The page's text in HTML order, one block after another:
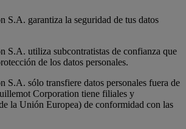
S.A. garantiza la seguridad de tus datos
S.A. utiliza subcontratistas de confianza que
de los datos personales.
S.A. sólo transfiere datos personales fuera de
Corporation tiene filiales y
la Unión Europea) de conformidad con las